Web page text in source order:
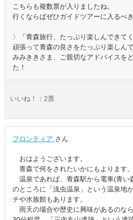
こちらも複数票が入りましたね。
行くならばぜひガイドツアーに入るべき
〉「青森旅行、たっぷり楽しんできて
頑張って青森の良さをたっぷり楽しん
みみききさま、ご親切なアドバイスを
た！
いいね！： 2票
フロンティア さん
おはようございます。
青森で何をされたいかにもよります。
温泉であれば、青森駅から電車(青い
のところに「浅虫温泉」という温泉地
チや水族館もあります。
雨天の場合や歴史に興味があるのな